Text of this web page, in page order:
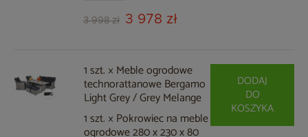
3 998 zł 3 978 zł
1 szt. × Meble ogrodowe
technorattanowe Bergamo
Light Grey / Grey Melange
1 szt. × Pokrowiec na meble
ogrodowe 280 x 230 x 80
DODAJ
DO
KOSZYKA